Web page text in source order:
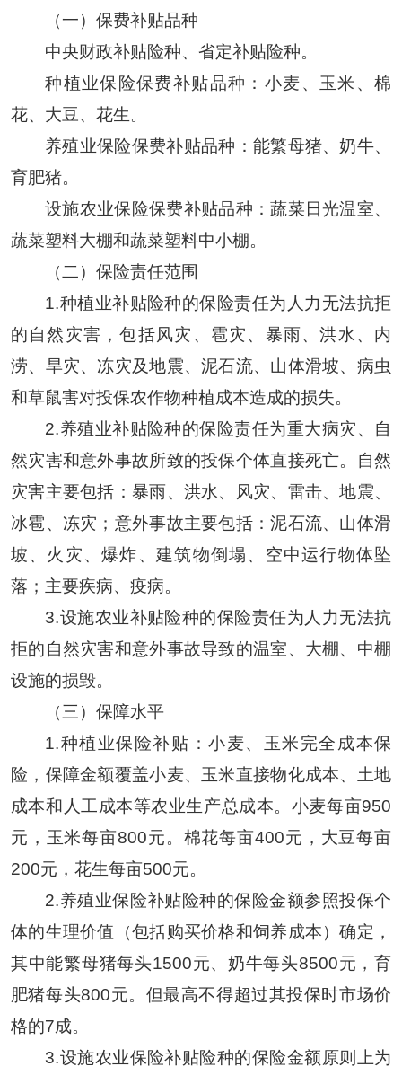
（一）保费补贴品种
中央财政补贴险种、省定补贴险种。
种植业保险保费补贴品种：小麦、玉米、棉
花、大豆、花生。
养殖业保险保费补贴品种：能繁母猪、奶牛、
育肥猪。
设施农业保险保费补贴品种：蔬菜日光温室、
蔬菜塑料大棚和蔬菜塑料中小棚。
（二）保险责任范围
1.种植业补贴险种的保险责任为人力无法抗拒
的自然灾害，包括风灾、雹灾、暴雨、洪水、内
涝、旱灾、冻灾及地震、泥石流、山体滑坡、病虫
和草鼠害对投保农作物种植成本造成的损失。
2.养殖业补贴险种的保险责任为重大病灾、自
然灾害和意外事故所致的投保个体直接死亡。自然
灾害主要包括：暴雨、洪水、风灾、雷击、地震、
冰雹、冻灾；意外事故主要包括：泥石流、山体滑
坡、火灾、爆炸、建筑物倒塌、空中运行物体坠
落；主要疾病、疫病。
3.设施农业补贴险种的保险责任为人力无法抗
拒的自然灾害和意外事故导致的温室、大棚、中棚
设施的损毁。
（三）保障水平
1.种植业保险补贴：小麦、玉米完全成本保
险，保障金额覆盖小麦、玉米直接物化成本、土地
成本和人工成本等农业生产总成本。小麦每亩950
元，玉米每亩800元。棉花每亩400元，大豆每亩
200元，花生每亩500元。
2.养殖业保险补贴险种的保险金额参照投保个
体的生理价值（包括购买价格和饲养成本）确定，
其中能繁母猪每头1500元、奶牛每头8500元，育
肥猪每头800元。但最高不得超过其投保时市场价
格的7成。
3.设施农业保险补贴险种的保险金额原则上为